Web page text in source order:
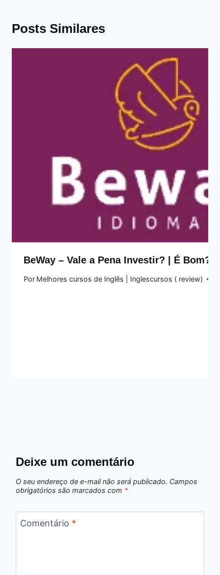
Posts Similares
BeWay – Vale a Pena Investir? | É Bom?
Por Melhores cursos de Inglês | Inglescursos ( review)
Deixe um comentário
O seu endereço de e-mail não será publicado. Campos
obrigatórios são marcados com *
Comentário *